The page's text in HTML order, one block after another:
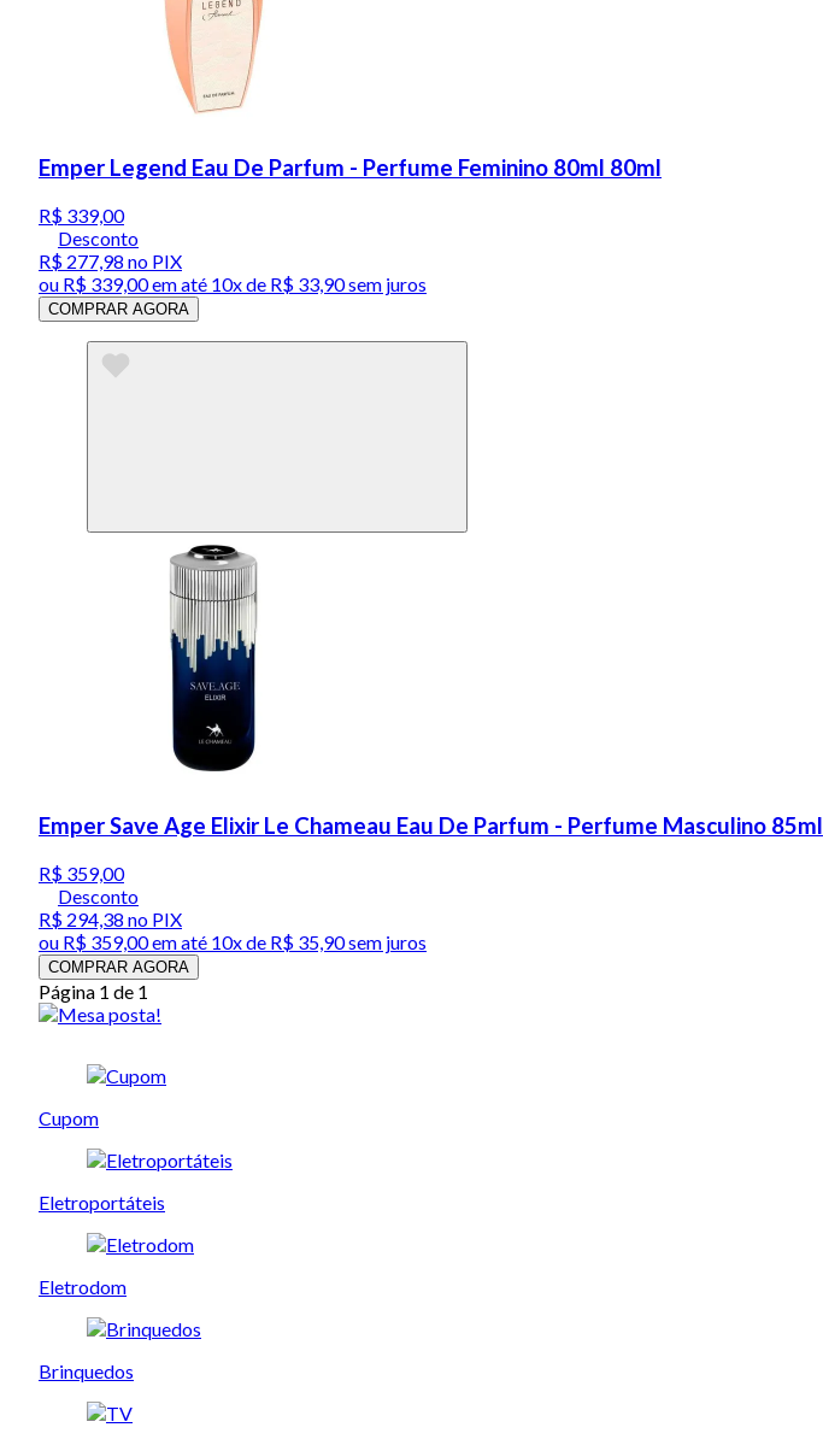
Emper Legend Eau De Parfum - Perfume Feminino 80ml 80ml
R$ 339,00
Desconto
R$ 277,98 no PIX
ou R$ 339,00em até 10x de R$ 33,90 sem juros
COMPRAR AGORA
Emper Save Age Elixir Le Chameau Eau De Parfum - Perfume Masculino 85ml
R$ 359,00
Desconto
R$ 294,38 no PIX
ou R$ 359,00em até 10x de R$ 35,90 sem juros
COMPRAR AGORA
Página 1 de 1
Cupom
Eletroportáteis
Eletrodom
Brinquedos